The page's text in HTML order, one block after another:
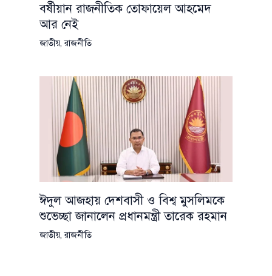
বর্ষীয়ান রাজনীতিক তোফায়েল আহমেদ
আর নেই
জাতীয়,রাজনীতি
ঈদুল আজহায় দেশবাসী ও বিশ্ব মুসলিমকে
শুভেচ্ছা জানালেন প্রধানমন্ত্রী তারেক রহমান
জাতীয়,রাজনীতি